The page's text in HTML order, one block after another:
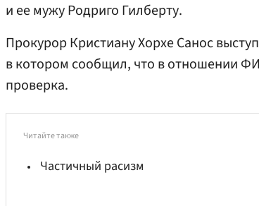
и ее мужу Родриго Гилберту.
Прокурор Кристиану Хорхе Санос
в котором сообщил, что в отношении
проверка.
Читайте также
Частичный расизм